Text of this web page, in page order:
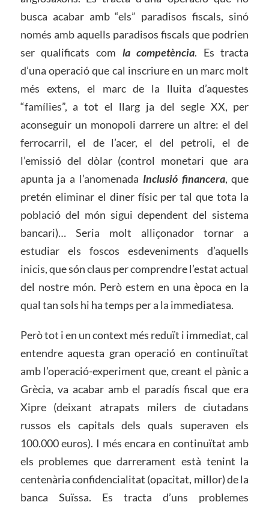
busca acabar amb “els” paradisos fiscals, sinó
només amb aquells paradisos fiscals que podrien
ser qualificats com la competència. Es tracta
d’una operació que cal inscriure en un marc molt
més extens, el marc de la lluita d’aquestes
“famílies”, a tot el llarg ja del segle XX, per
aconseguir un monopoli darrere un altre: el del
ferrocarril, el de l’acer, el del petroli, el de
l’emissió del dòlar (control monetari que ara
apunta ja a l’anomenada Inclusió financera, que
pretén eliminar el diner físic per tal que tota la
població del món sigui dependent del sistema
bancari)… Seria molt alliçonador tornar a
estudiar els foscos esdeveniments d’aquells
inicis, que són claus per comprendre l’estat actual
del nostre món. Però estem en una època en la
qual tan sols hi ha temps per a la immediatesa.
Però tot i en un context més reduït i immediat, cal
entendre aquesta gran operació en continuïtat
amb l’operació-experiment que, creant el pànic a
Grècia, va acabar amb el paradís fiscal que era
Xipre (deixant atrapats milers de ciutadans
russos els capitals dels quals superaven els
100.000 euros). I més encara en continuïtat amb
els problemes que darrerament està tenint la
centenària confidencialitat (opacitat, millor) de la
banca Suïssa. Es tracta d’uns problemes